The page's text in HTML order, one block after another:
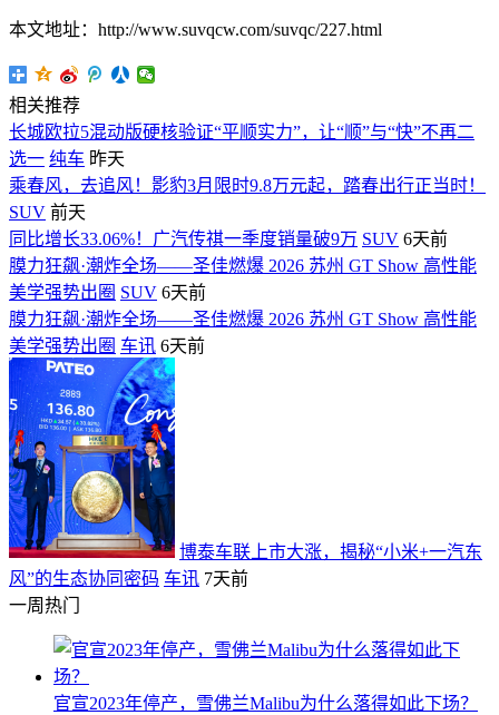
本文地址：http://www.suvqcw.com/suvqc/227.html
相关推荐
长城欧拉5混动版硬核验证“平顺实力”，让“顺”与“快”不再二
选一 纯车 昨天
乘春风，去追风！影豹3月限时9.8万元起，踏春出行正当时！
SUV 前天
同比增长33.06%！广汽传祺一季度销量破9万 SUV 6天前
膜力狂飙·潮炸全场——圣佳燃爆 2026 苏州 GT Show 高性能
美学强势出圈 SUV 6天前
膜力狂飙·潮炸全场——圣佳燃爆 2026 苏州 GT Show 高性能
美学强势出圈 车讯 6天前
博泰车联上市大涨，揭秘“小米+一汽东
风”的生态协同密码 车讯 7天前
一周热门
官宣2023年停产，雪佛兰Malibu为什么落得如此下场？